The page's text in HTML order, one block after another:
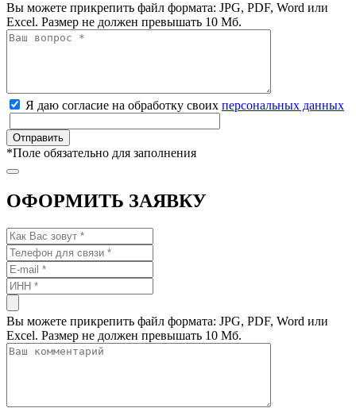
Вы можете прикрепить файл формата: JPG, PDF, Word или
Excel. Размер не должен превышать 10 Мб.
Я даю согласие на обработку своих персональных данных
*Поле обязательно для заполнения
ОФОРМИТЬ ЗАЯВКУ
Вы можете прикрепить файл формата: JPG, PDF, Word или
Excel. Размер не должен превышать 10 Мб.